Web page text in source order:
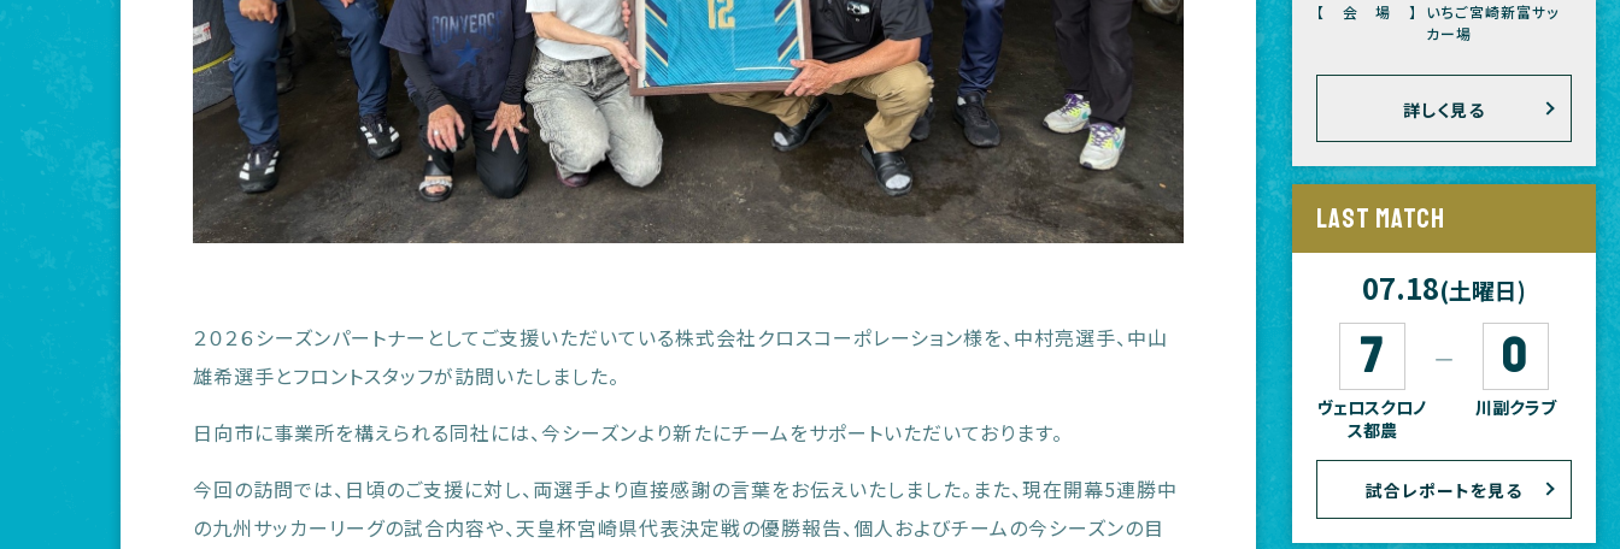
２０２６シーズンパートナーとしてご支援いただいている株式会社クロスコーポレーション様を、中村亮選手、中山
雄希選手とフロントスタッフが訪問いたしました。
日向市に事業所を構えられる同社には、今シーズンより新たにチームをサポートいただいております。
今回の訪問では、日頃のご支援に対し、両選手より直接感謝の言葉をお伝えいたしました。また、現在開幕5連勝中
の九州サッカーリーグの試合内容や、天皇杯宮崎県代表決定戦の優勝報告、個人およびチームの今シーズンの目
【会場】
いちご宮崎新富サッ
カー場
詳しく見る
LAST MATCH
07.18(土曜日)
7
ヴェロスクロノ
ス都農
― 0
川副クラブ
試合レポートを見る